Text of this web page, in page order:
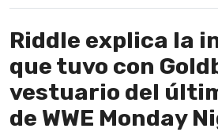
Riddle explica la
que tuvo con
vestuario del
de WWE Monday